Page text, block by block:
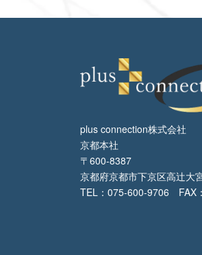
plus connection株式会社
京都本社
〒600-8387
京都府京都市下京区高辻大
TEL：075-600-9706 FAX